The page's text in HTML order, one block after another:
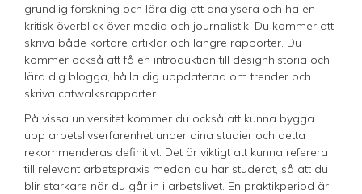
grundlig forskning och lära dig att analysera och ha en
kritisk överblick över media och journalistik. Du kommer att
skriva både kortare artiklar och längre rapporter. Du
kommer också att få en introduktion till designhistoria och
lära dig blogga, hålla dig uppdaterad om trender och
skriva catwalksrapporter.
På vissa universitet kommer du också att kunna bygga
upp arbetslivserfarenhet under dina studier och detta
rekommenderas definitivt. Det är viktigt att kunna referera
till relevant arbetspraxis medan du har studerat, så att du
blir starkare när du går in i arbetslivet. En praktikperiod är